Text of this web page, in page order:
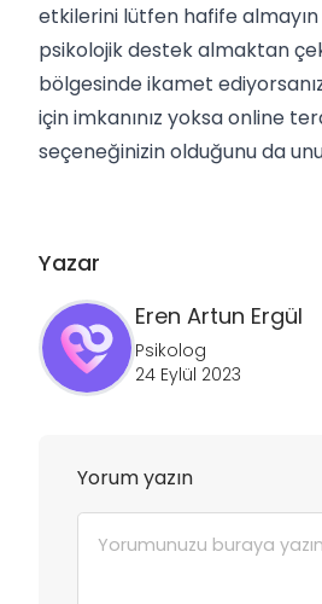
etkilerini lütfen hafife
psikolojik destek almaktan
bölgesinde ikamet
için imkanınız yoksa online
seçeneğinizin olduğunu da
Yazar
Eren Artun Ergül
Psikolog
24 Eylül 2023
Yorum yazın